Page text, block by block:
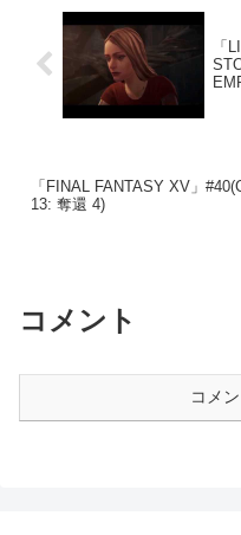
「
「FINAL FANTASY XV」
13: 奪還 4)
コメント
コメ